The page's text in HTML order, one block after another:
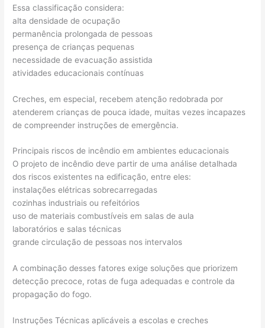
Essa classificação considera:
alta densidade de ocupação
permanência prolongada de pessoas
presença de crianças pequenas
necessidade de evacuação assistida
atividades educacionais contínuas
Creches, em especial, recebem atenção redobrada por
atenderem crianças de pouca idade, muitas vezes incapazes
de compreender instruções de emergência.
Principais riscos de incêndio em ambientes educacionais
O projeto de incêndio deve partir de uma análise detalhada
dos riscos existentes na edificação, entre eles:
instalações elétricas sobrecarregadas
cozinhas industriais ou refeitórios
uso de materiais combustíveis em salas de aula
laboratórios e salas técnicas
grande circulação de pessoas nos intervalos
A combinação desses fatores exige soluções que priorizem
detecção precoce, rotas de fuga adequadas e controle da
propagação do fogo.
Instruções Técnicas aplicáveis a escolas e creches